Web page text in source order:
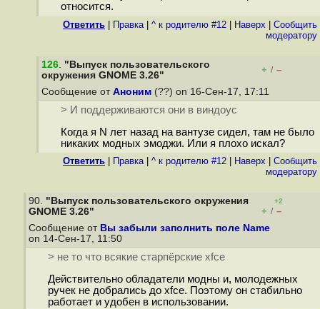
относится.
Ответить Правка| ^ к родителю #12 Наверх
Cообщить
модератору
126. "Выпуск пользовательского
окружения GNOME 3.26"
+ / –
Сообщение от Аноним (??) on 16-Сен-17, 17:11
> И поддерживаются они в виндоус
Когда я N лет назад на вантузе сидел, там не было
никаких модных эмоджи. Или я плохо искал?
Ответить Правка| ^ к родителю #12 Наверх
Cообщить
модератору
90. "Выпуск пользовательского окружения
GNOME 3.26"
+2
+ / –
Сообщение от Вы забыли заполнить поле Name
on 14-Сен-17, 11:50
> не то что всякие старпёрские xfce
Действительно обладатели модны и, молодежных
ручек не добрались до xfce. Поэтому он стабильно
работает и удобен в использовании.